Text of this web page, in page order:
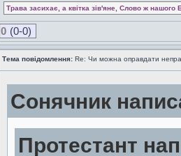
Трава засихає, а квітка зів'яне, Слово ж нашого
0 (0-0)
Тема повідомлення: Re: Чи можна оправдати
Сонячник
Протестант